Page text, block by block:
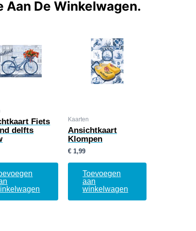
Aan De Winkelwagen.
Fiets
delfts
Kaarten
Ansichtkaart
Klompen
€ 1,99
Toevoegen
aan
winkelwagen